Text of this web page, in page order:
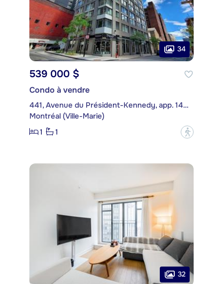
34
539 000 $
Condo à vendre
441, Avenue du Président-Kennedy, app. 1405
Montréal (Ville-Marie)
1
1 ?
32